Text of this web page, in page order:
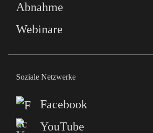
Abnahme
Webinare
Soziale Netzwerke
Facebook
YouTube